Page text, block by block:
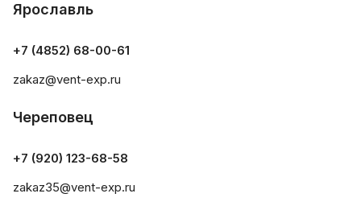
Ярославль
+7 (4852) 68-00-61
zakaz@vent-exp.ru
Череповец
+7 (920) 123-68-58
zakaz35@vent-exp.ru